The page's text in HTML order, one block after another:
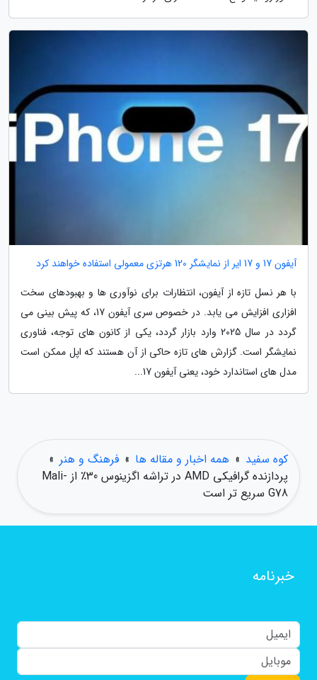
آیفون 17 و 17 ایر از نمایشگر 120 هرتزی معمولی استفاده خواهند کرد
با هر نسل تازه از آیفون، انتظارات برای نوآوری ها و بهبودهای سخت
افزاری افزایش می یابد. در خصوص سری آیفون 17، که پیش بینی می
گردد در سال 2025 وارد بازار گردد، یکی از کانون های توجه، فناوری
نمایشگر است. گزارش های تازه حاکی از آن هستند که اپل ممکن است
مدل های استاندارد خود، یعنی آیفون 17...
کوه سفید » همه اخبار و مقاله ها » فرهنگ و هنر »
پردازنده گرافیکی AMD در تراشه اگزینوس 30٪ از Mali-
G78 سریع تر است
خبرنامه